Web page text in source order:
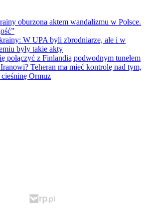
oburzona aktem wandalizmu w Polsce.
W UPA byli zbrodniarze, ale i w
były takie akty
połączyć z Finlandią podwodnym tunelem
Teheran ma mieć kontrolę nad tym,
Ormuz